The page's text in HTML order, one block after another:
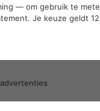
— om gebruik te
Je keuze geldt